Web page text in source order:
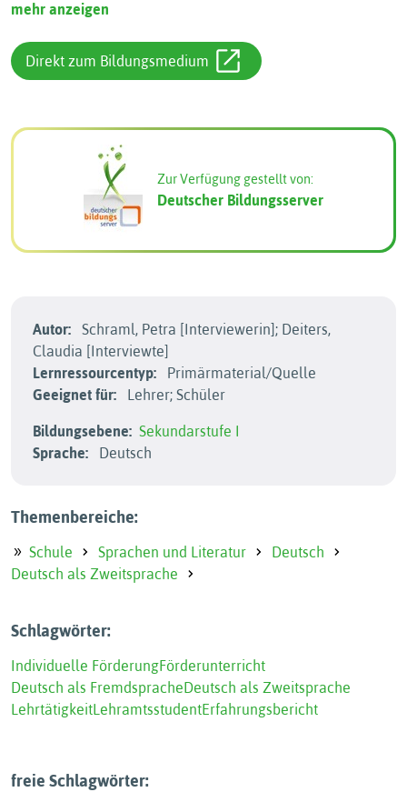
mehr anzeigen
Direkt zum Bildungsmedium
Zur Verfügung gestellt von:
Deutscher Bildungsserver
Autor:
Schraml, Petra [Interviewerin]; Deiters,
Claudia [Interviewte]
Lernressourcentyp:
Primärmaterial/Quelle
Geeignet für:
Lehrer; Schüler
Bildungsebene: Sekundarstufe I
Sprache:
Deutsch
Themenbereiche:
Schule Sprachen und Literatur
Deutsch
Deutsch als Zweitsprache
Schlagwörter:
Individuelle FörderungFörderunterricht
Deutsch als FremdspracheDeutsch als Zweitsprache
LehrtätigkeitLehramtsstudentErfahrungsbericht
freie Schlagwörter: